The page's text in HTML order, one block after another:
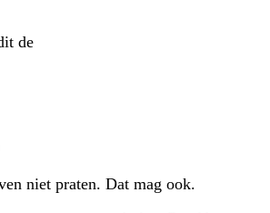
de
niet praten. Dat mag ook.